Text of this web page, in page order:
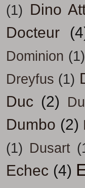
(1) Dino
Docteur
Dominion (1)
Dreyfus (1)
Duc (2)
Dumbo (2)
(1) Dusart
Echec (4)